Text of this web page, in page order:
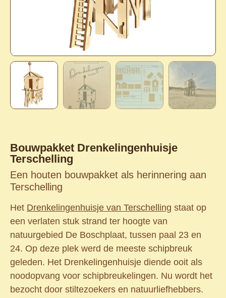
Bouwpakket Drenkelingenhuisje
Terschelling
Een houten bouwpakket als herinnering aan
Terschelling
Het Drenkelingenhuisje van Terschelling staat op
een verlaten stuk strand ter hoogte van
natuurgebied De Boschplaat, tussen paal 23 en
24. Op deze plek werd de meeste schipbreuk
geleden. Het Drenkelingenhuisje diende ooit als
noodopvang voor schipbreukelingen. Nu wordt het
bezocht door stiltezoekers en natuurliefhebbers.